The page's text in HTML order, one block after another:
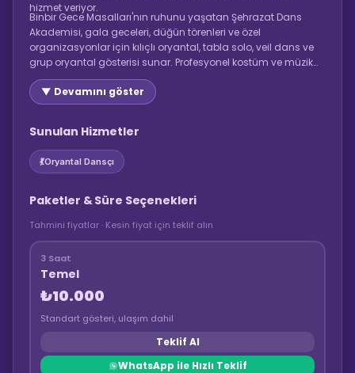
hizmet veriyor.
Binbir Gece Masalları'nın ruhunu yaşatan Şehrazat Dans
Akademisi, gala geceleri, düğün törenleri ve özel
organizasyonlar için kılıçlı oryantal, tabla solo, veil dans ve
grup oryantal gösterisi sunar. Profesyonel kostüm ve müzik
sistemiyle komple hizmet paketi mevcuttur.
▼ Devamını göster
Sunulan Hizmetler
💃Oryantal Dansçı
Paketler & Süre Seçenekleri
Tahmini fiyatlar · Kesin fiyat için teklif alın
3 Saat
Temel
₺10.000
Standart gösteri, ulaşım dahil
Teklif Al
WhatsApp ile Hızlı Teklif